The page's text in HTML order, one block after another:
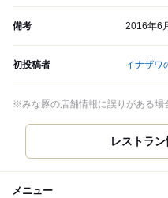
備考 2016年6
初投稿者 イナザワ
※みな豚の店舗情報に誤りがある場
レストラ
メニュー